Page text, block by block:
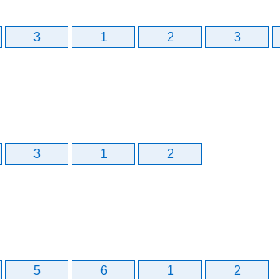
3 1 2 3
3 1 2
5 6 1 2